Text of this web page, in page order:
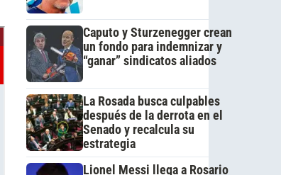
Caputo y Sturzenegger crean
un fondo para indemnizar y
“ganar” sindicatos aliados
La Rosada busca culpables
después de la derrota en el
Senado y recalcula su
estrategia
Lionel Messi llega a Rosario